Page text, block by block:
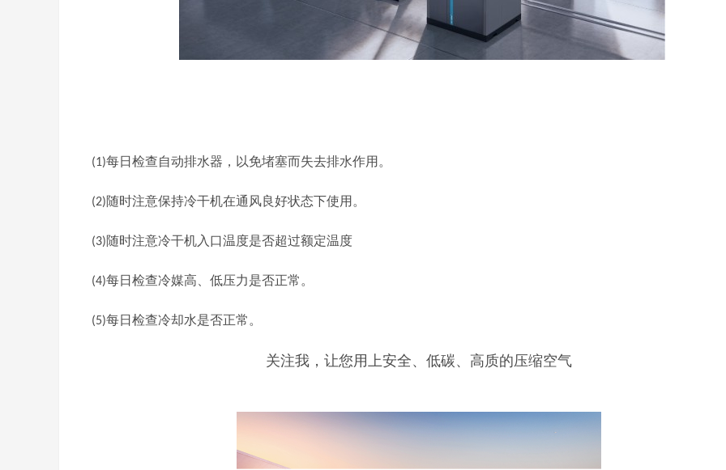
(1)每日检查自动排水器，以免堵塞而失去排水作用。
(2)随时注意保持冷干机在通风良好状态下使用。
(3)随时注意冷干机入口温度是否超过额定温度
(4)每日检查冷媒高、低压力是否正常。
(5)每日检查冷却水是否正常。
关注我，让您用上安全、低碳、高质的压缩空气